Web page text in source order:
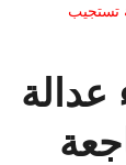
تستجيب
عدالة